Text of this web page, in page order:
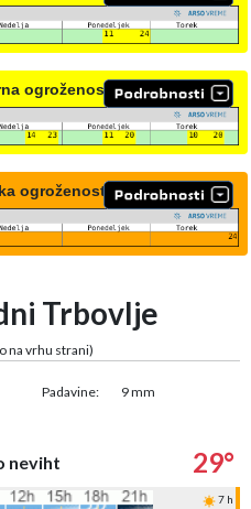
ogroženost
ogroženost
Trbovlje
na vrhu strani)
Padavine: 9 mm
neviht 29°
7 h